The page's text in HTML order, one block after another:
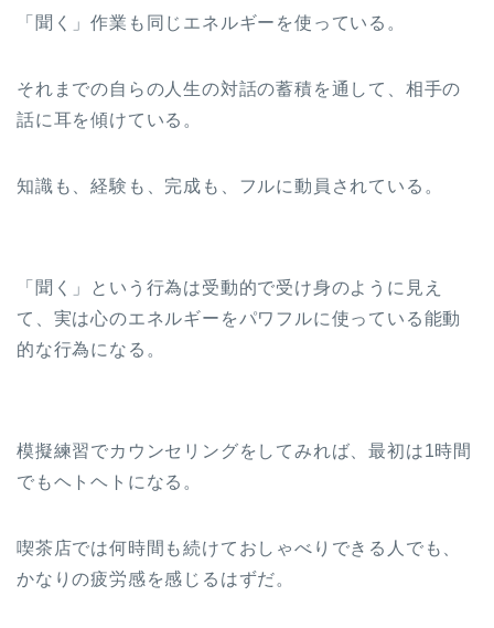
「聞く」作業も同じエネルギーを使っている。
それまでの自らの人生の対話の蓄積を通して、相手の
話に耳を傾けている。
知識も、経験も、完成も、フルに動員されている。
「聞く」という行為は受動的で受け身のように見え
て、実は心のエネルギーをパワフルに使っている能動
的な行為になる。
模擬練習でカウンセリングをしてみれば、最初は1時間
でもヘトヘトになる。
喫茶店では何時間も続けておしゃべりできる人でも、
かなりの疲労感を感じるはずだ。